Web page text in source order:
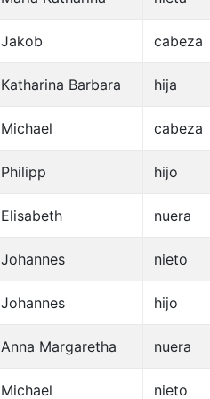
Jakob cabeza
Katharina Barbara hija
Michael cabeza
Philipp hijo
Elisabeth nuera
Johannes nieto
Johannes hijo
Anna Margaretha nuera
Michael nieto